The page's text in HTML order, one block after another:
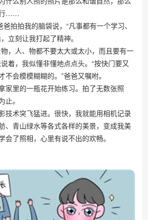
行……
拍拍我的脑袋说，“凡事都有一个学习、
立刻让我打起了精神。
人、物都不要太大或太小，而且要有一
着，我似懂非懂地点点头。“按快门要又
会模模糊糊的。”爸爸又嘱咐。
里的一瓶花开始练习。拍了无数张照
止。
术突飞猛进。很快，我就能用相机记录
、青山绿水等各式各样的美景，变成我美
会了照相，心里有说不出的欢畅。